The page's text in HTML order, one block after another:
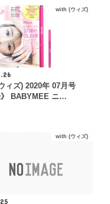
with (ウィズ)
ィズ) 2020年 07月号
》 BABYMEE ニ…
with (ウィズ)